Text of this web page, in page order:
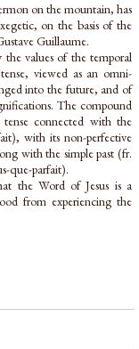
on the mountain, has
on the basis of the
Guillaume.
values of the temporal
viewed as an omni-
into the future, and of
The compound
tense connected with the
with its non-perfective
with the simple past (fr.
que-parfait).
the Word of Jesus is a
from experiencing the